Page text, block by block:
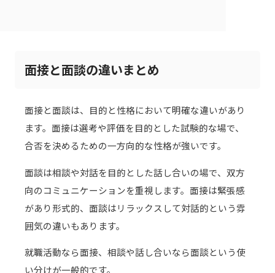
面接と面談の違いまとめ
面接と面談は、目的と性格において明確な違いがあり
ます。面接は選考や評価を目的とした試験的な場で、
合否を決めるための一方向的な性格が強いです。
面談は相談や対話を目的とした話し合いの場で、双方
向のコミュニケーションを重視します。面接は緊張感
があり形式的、面談はリラックスして対話的という雰
囲気の違いもあります。
就職活動なら面接、相談や話し合いなら面談という使
い分けが一般的です。